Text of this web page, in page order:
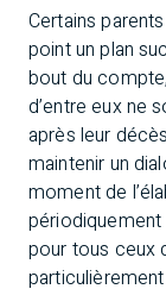
Certains
point un plan
bout du
d’entre eux ne
après leur
maintenir un
moment de
pour tous ceux